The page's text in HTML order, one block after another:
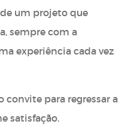
um projeto que
sempre com a
experiência cada vez
para regressar a
satisfação.